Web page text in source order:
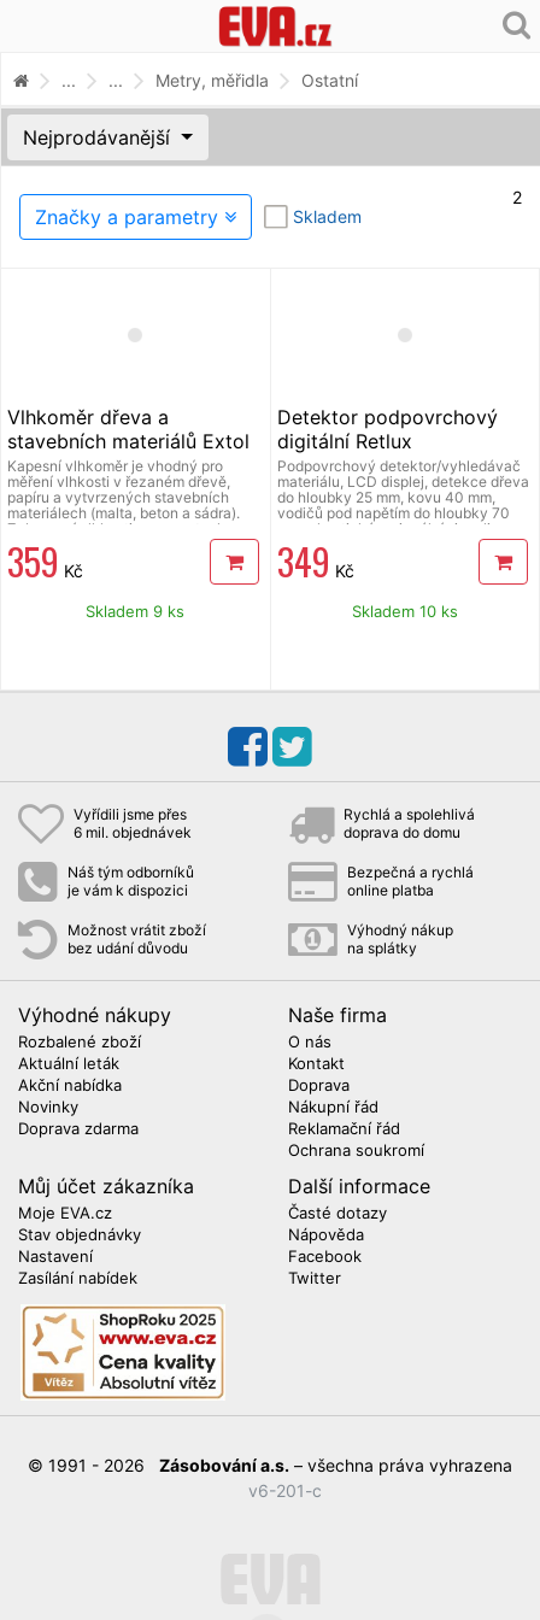
... ... Metry, měřidla Ostatní
Nejprodávanější
2
Značky a parametry Skladem
Vlhkoměr dřeva a
stavebních materiálů Extol
Craft
Kapesní vlhkoměr je vhodný pro
měření vlhkosti v řezaném dřevě,
papíru a vytvrzených stavebních
materiálech (malta, beton a sádra).
Zobrazení vlhkosti v procentech a
třemi barevnými LED diodami,
zobrazení teploty ovzduší, dobře
čitelný LCD displej s podsvícením,
rozsah měření vlhkosti: dřevo 6-60 %,
tvrdé materiály 0,2-2,9 %, teplota 0-
359 Kč
Skladem 9 ks
Detektor podpovrchový
digitální Retlux
Podpovrchový detektor/vyhledávač
materiálu, LCD displej, detekce dřeva
do hloubky 25 mm, kovu 40 mm,
vodičů pod napětím do hloubky 70
mm, akustická a vizuální signalizace
při detekci hledaného materiálu pod
povrchem, určení středu, napájení 9V
baterie (součást balení), rozměry: d x
349 Kč
Skladem 10 ks
Vyřídili jsme přes
6 mil. objednávek
Rychlá a spolehlivá
doprava do domu
Náš tým odborníků
je vám k dispozici
Bezpečná a rychlá
online platba
Možnost vrátit zboží
bez udání důvodu
Výhodný nákup
na splátky
Výhodné nákupy
Rozbalené zboží
Aktuální leták
Akční nabídka
Novinky
Doprava zdarma
Naše firma
O nás
Kontakt
Doprava
Nákupní řád
Reklamační řád
Ochrana soukromí
Můj účet zákazníka
Moje EVA.cz
Stav objednávky
Nastavení
Zasílání nabídek
Další informace
Časté dotazy
Nápověda
Facebook
Twitter
© 1991 - 2026 Zásobování a.s. – všechna práva vyhrazena
v6-201-c